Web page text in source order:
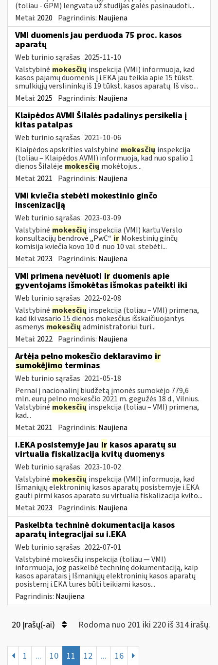
(toliau - GPM) lengvata už studijas galės pasinaudoti...
Metai: 2020 Pagrindinis: Naujiena
VMI duomenis jau perduoda 75 proc. kasos
aparatų
Web turinio sąrašas 2025-11-10
Valstybinė mokesčių inspekcija (VMI) informuoja, kad
kasos pajamų duomenis į i.EKA jau teikia apie 15 tūkst.
smulkiųjų verslininkų iš 19 tūkst. kasos aparatų. Iš viso...
Metai: 2025 Pagrindinis: Naujiena
Klaipėdos AVMI Šilalės padalinys persikelia į
kitas patalpas
Web turinio sąrašas 2021-10-06
Klaipėdos apskrities valstybinė mokesčių inspekcija
(toliau – Klaipėdos AVMI) informuoja, kad nuo spalio 1
dienos Šilalėje mokesčių mokėtojus...
Metai: 2021 Pagrindinis: Naujiena
VMI kviečia stebėti mokestinio ginčo
inscenizaciją
Web turinio sąrašas 2023-03-09
Valstybinė mokesčių inspekcija (VMI) kartu Verslo
konsultacijų bendrovė „PwC“ ir Mokestinių ginčų
komisija kviečia kovo 10 d. nuo 10 val. stebėti...
Metai: 2023 Pagrindinis: Naujiena
VMI primena nevėluoti ir duomenis apie
gyventojams išmokėtas išmokas pateikti iki
Web turinio sąrašas 2022-02-08
Valstybinė mokesčių inspekcija (toliau – VMI) primena,
kad iki vasario 15 dienos mokesčius išskaičiuojantys
asmenys mokesčių administratoriui turi...
Metai: 2022 Pagrindinis: Naujiena
Artėja pelno mokesčio deklaravimo ir
sumokėjimo terminas
Web turinio sąrašas 2021-05-18
Pernai į nacionalinį biudžetą įmonės sumokėjo 779,6
mln. eurų pelno mokesčio 2021 m. gegužės 18 d., Vilnius.
Valstybinė mokesčių inspekcija (toliau – VMI) primena,
kad...
Metai: 2021 Pagrindinis: Naujiena
i.EKA posistemyje jau ir kasos aparatų su
virtualia fiskalizacija kvitų duomenys
Web turinio sąrašas 2023-10-02
Valstybinė mokesčių inspekcija (VMI) informuoja, kad
Išmaniųjų elektroninių kasos aparatų posistemyje i.EKA
gauti pirmi kasos aparato su virtualia fiskalizacija kvito...
Metai: 2023 Pagrindinis: Naujiena
Paskelbta techninė dokumentacija kasos
aparatų integracijai su i.EKA
Web turinio sąrašas 2022-07-01
Valstybinė mokesčių inspekcija (toliau — VMI)
informuoja, jog paskelbė techninę dokumentaciją, kaip
kasos aparatais į Išmaniųjų elektroninių kasos aparatų
posistemį i.EKA turės būti teikiami kasos...
Pagrindinis: Naujiena
20 Įrašų(-ai) Rodoma nuo 201 iki 220 iš 314 irašų.
1 ... 10 11 12 ... 16